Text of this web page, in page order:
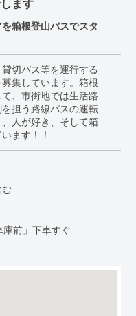
ます
箱根登山バスでスタ
切バス等を運行する
集しています。箱根
、市街地では生活路
担う路線バスの運転
人が好き、そして箱
ます！！
前」下車すぐ